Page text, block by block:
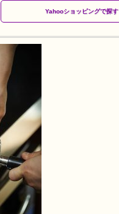
Yahooショッピングで探す